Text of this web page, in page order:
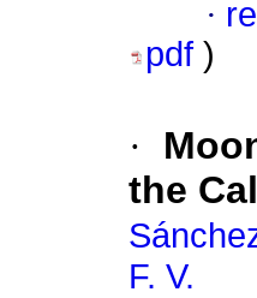
·
pdf )
·
the
F. V.